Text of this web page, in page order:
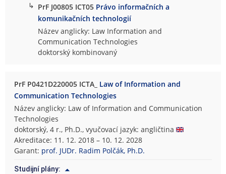
↳ PrF J00805 ICT05 Právo informačních a
komunikačních technologií
Název anglicky: Law Information and
Communication Technologies
doktorský kombinovaný
PrF P0421D220005 ICTA_ Law of Information and
Communication Technologies
Název anglicky: Law of Information and Communication
Technologies
doktorský, 4 r., Ph.D., vyučovací jazyk: angličtina
Akreditace: 11. 12. 2018 – 10. 12. 2028
Garant: prof. JUDr. Radim Polčák, Ph.D.
Studijní plány: